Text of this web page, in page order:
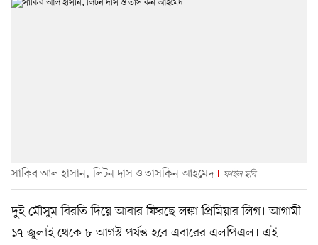
সাকিব আল হাসান, লিটন দাস ও তাসকিন আহমেদ ফাইল ছবি
দুই মৌসুম বিরতি দিয়ে আবার ফিরছে লঙ্কা প্রিমিয়ার লিগ। আগামী
১৭ জুলাই থেকে ৮ আগস্ট পর্যন্ত হবে এবারের এলপিএল। এই